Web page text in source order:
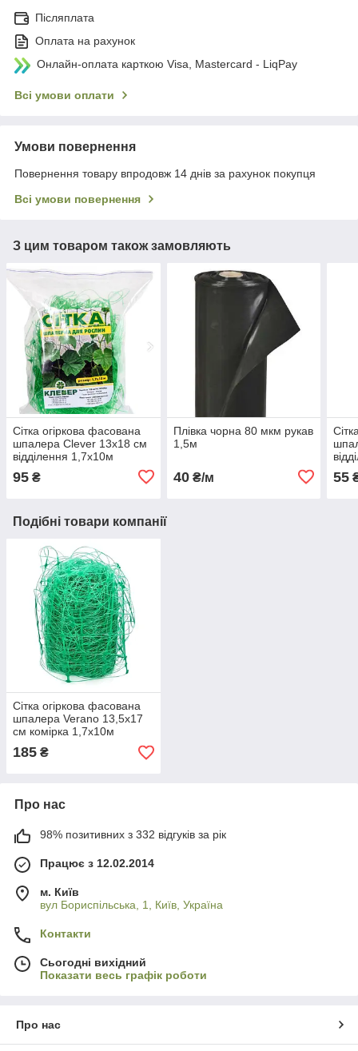
Післяплата
Оплата на рахунок
Онлайн-оплата карткою Visa, Mastercard - LiqPay
Всі умови оплати
Умови повернення
Повернення товару впродовж 14 днів за рахунок покупця
Всі умови повернення
З цим товаром також замовляють
Сітка огіркова фасована
шпалера Clever 13x18 см
відділення 1,7х10м
95 ₴
Плівка чорна 80 мкм рукав
1,5м
40₴/м 55
Подібні товари компанії
Сітка огіркова фасована
шпалера Verano 13,5x17
см комірка 1,7х10м
185 ₴
Про нас
98% позитивних з 332 відгуків за рік
Працює з 12.02.2014
м. Київ
вул Бориспільська, 1, Київ, Україна
Контакти
Сьогодні вихідний
Показати весь графік роботи
Про нас